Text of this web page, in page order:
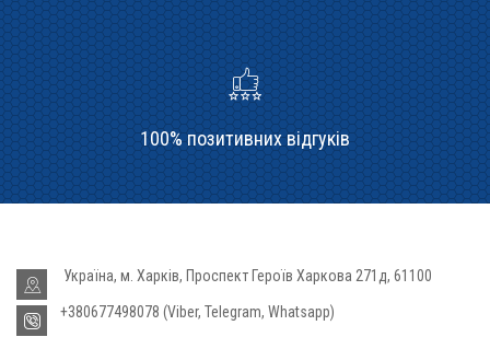
100% позитивних відгуків
Україна, м. Харків, Проспект Героїв Харкова 271д, 61100
+380677498078 (Viber, Telegram, Whatsapp)